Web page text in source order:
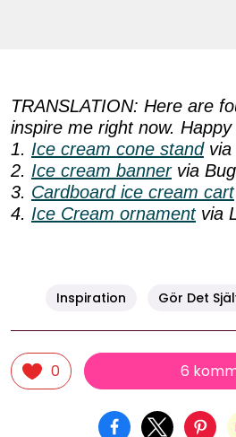
TRANSLATION: Here are
inspire me right now.
1. Ice cream cone standvia
2. Ice cream bannervia
3. Cardboard ice cream cart
4. Ice Cream ornamentvia
Inspiration Gör Det
0 6